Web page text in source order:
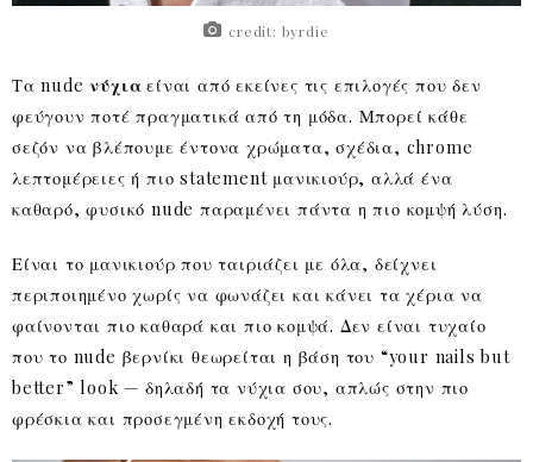
credit: byrdie
Τα nudeνύχιαείναι από εκείνες τις επιλογές που δεν
φεύγουν ποτέ πραγματικά από τη μόδα. Μπορεί κάθε
σεζόν να βλέπουμε έντονα χρώματα, σχέδια, chrome
λεπτομέρειες ή πιο statement μανικιούρ, αλλά ένα
καθαρό, φυσικό nude παραμένει πάντα η πιο κομψή λύση.
Είναι το μανικιούρ που ταιριάζει με όλα, δείχνει
περιποιημένο χωρίς να φωνάζει και κάνει τα χέρια να
φαίνονται πιο καθαρά και πιο κομψά. Δεν είναι τυχαίο
που το nude βερνίκι θεωρείται η βάση του “your nails but
better” look — δηλαδή τα νύχια σου, απλώς στην πιο
φρέσκια και προσεγμένη εκδοχή τους.